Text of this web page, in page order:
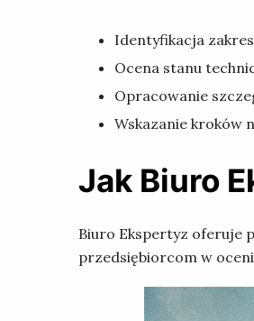
Identyfikacja
Ocena stanu
Opracowanie
Wskazanie kroków
Jak Biuro
Biuro Ekspertyz oferuje
przedsiębiorcom w